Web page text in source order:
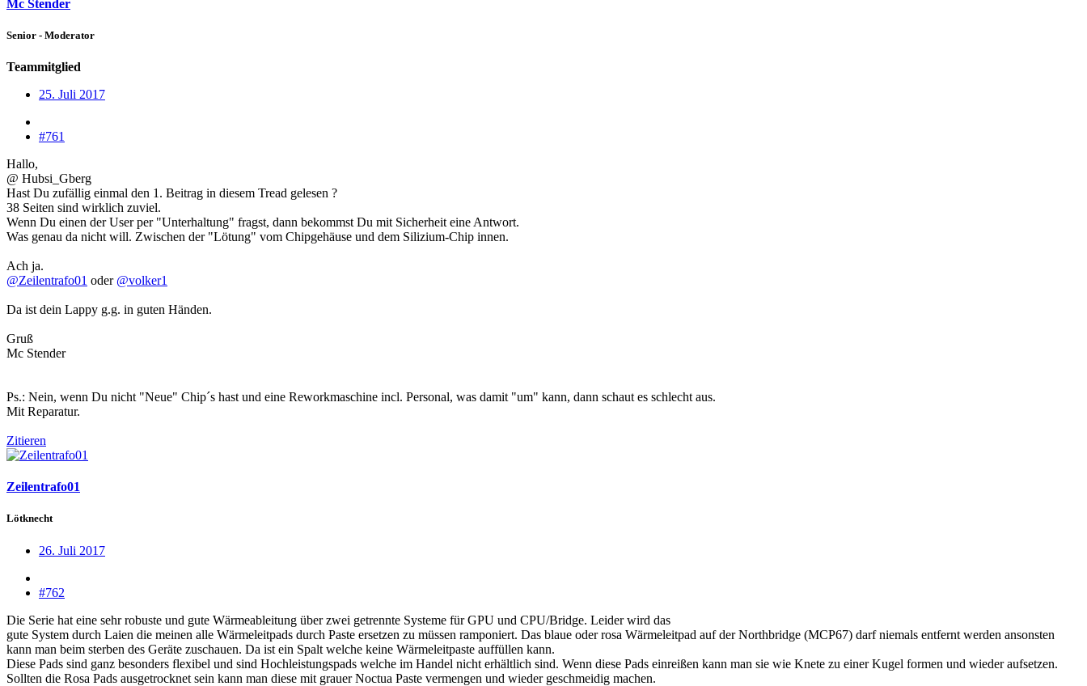
Mc Stender
Senior - Moderator
Teammitglied
25. Juli 2017
#761
Hallo,
@ Hubsi_Gberg
Hast Du zufällig einmal den 1. Beitrag in diesem Tread gelesen ?
38 Seiten sind wirklich zuviel.
Wenn Du einen der User per "Unterhaltung" fragst, dann bekommst Du mit Sicherheit eine Antwort.
Was genau da nicht will. Zwischen der "Lötung" vom Chipgehäuse und dem Silizium-Chip innen.
Ach ja.
@Zeilentrafo01 oder @volker1
Da ist dein Lappy g.g. in guten Händen.
Gruß
Mc Stender
Ps.: Nein, wenn Du nicht "Neue" Chip´s hast und eine Reworkmaschine incl. Personal, was damit "um" kann, dann schaut es schlecht aus.
Mit Reparatur.
Zitieren
Zeilentrafo01
Lötknecht
26. Juli 2017
#762
Die Serie hat eine sehr robuste und gute Wärmeableitung über zwei getrennte Systeme für GPU und CPU/Bridge. Leider wird das
gute System durch Laien die meinen alle Wärmeleitpads durch Paste ersetzen zu müssen ramponiert. Das blaue oder rosa Wärmeleitpad auf der Northbridge (MCP67) darf niemals entfernt werden ansonsten
kann man beim sterben des Geräte zuschauen. Da ist ein Spalt welche keine Wärmeleitpaste auffüllen kann.
Diese Pads sind ganz besonders flexibel und sind Hochleistungspads welche im Handel nicht erhältlich sind. Wenn diese Pads einreißen kann man sie wie Knete zu einer Kugel formen und wieder aufsetzen.
Sollten die Rosa Pads ausgetrocknet sein kann man diese mit grauer Noctua Paste vermengen und wieder geschmeidig machen.